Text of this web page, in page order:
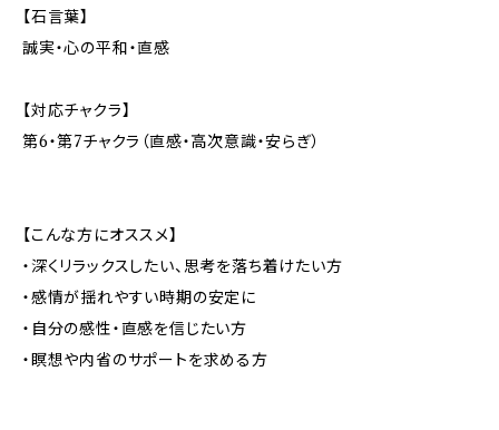
【石言葉】
誠実・心の平和・直感
【対応チャクラ】
第6・第7チャクラ（直感・高次意識・安らぎ）
【こんな方にオススメ】
・深くリラックスしたい、思考を落ち着けたい方
・感情が揺れやすい時期の安定に
・自分の感性・直感を信じたい方
・瞑想や内省のサポートを求める方